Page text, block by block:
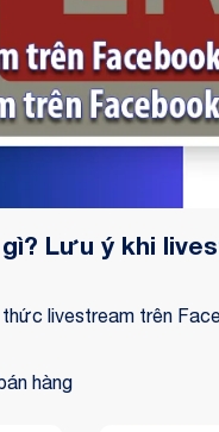
Lưu ý khi
livestream trên
hàng